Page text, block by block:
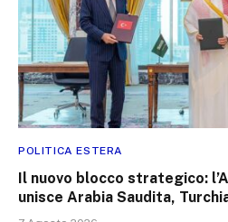
POLITICA ESTERA
Il nuovo blocco strategico:
unisce Arabia Saudita,